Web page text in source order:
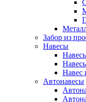
Забор из
Навесы
Навес
Автонавесы